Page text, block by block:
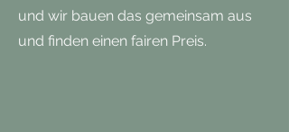
und wir bauen das gemeinsam aus
und finden einen fairen Preis.